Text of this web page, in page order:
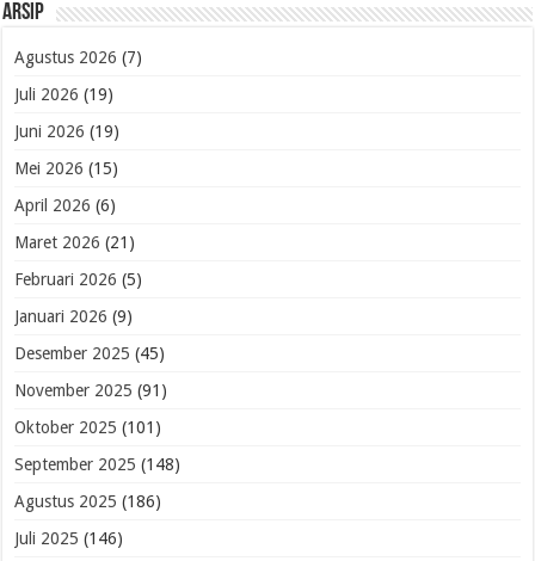
Arsip
Agustus 2026 (7)
Juli 2026 (19)
Juni 2026 (19)
Mei 2026 (15)
April 2026 (6)
Maret 2026 (21)
Februari 2026 (5)
Januari 2026 (9)
Desember 2025 (45)
November 2025 (91)
Oktober 2025 (101)
September 2025 (148)
Agustus 2025 (186)
Juli 2025 (146)